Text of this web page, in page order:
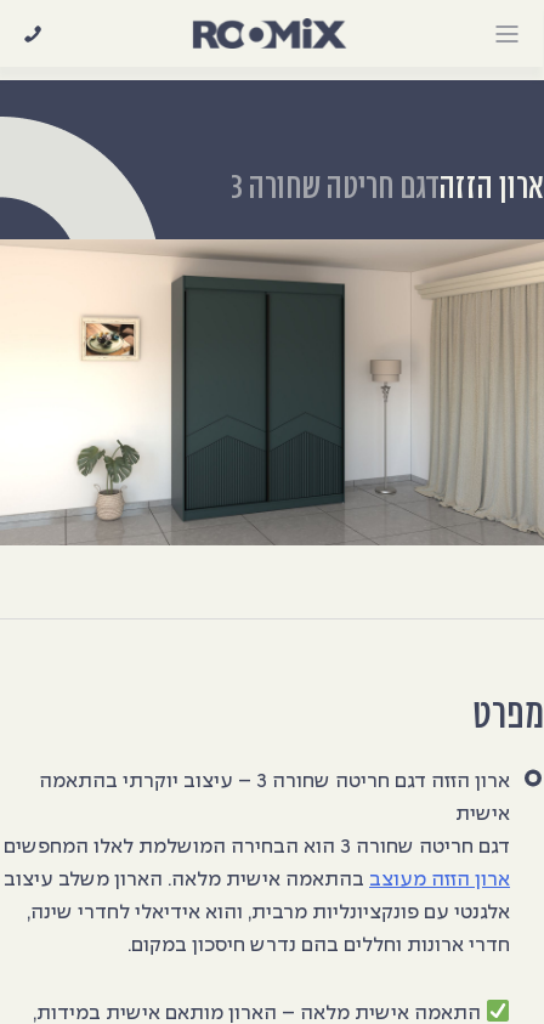
ארון הזזהדגם חריטה שחורה 3
מפרט
ארון הזזה דגם חריטה שחורה 3 – עיצוב יוקרתי בהתאמה
אישית
דגם חריטה שחורה 3 הוא הבחירה המושלמת לאלו המחפשים
ארון הזזה מעוצב בהתאמה אישית מלאה. הארון משלב עיצוב
אלגנטי עם פונקציונליות מרבית, והוא אידיאלי לחדרי שינה,
חדרי ארונות וחללים בהם נדרש חיסכון במקום.
התאמה אישית מלאה – הארון מותאם אישית במידות,